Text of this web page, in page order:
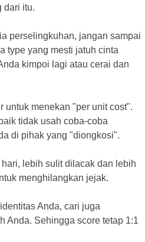
dari itu.
perselingkuhan, jangan sampai
type yang mesti jatuh cinta
kimpoi lagi atau cerai dan
untuk menekan "per unit cost".
tidak usah coba-coba
di pihak yang "diongkosi".
lebih sulit dilacak dan lebih
menghilangkan jejak.
Anda, cari juga
Anda. Sehingga score tetap 1:1